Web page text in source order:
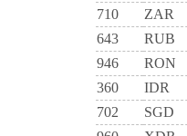
710
ZAR
643
RUB
946
RON
360
IDR
702
SGD